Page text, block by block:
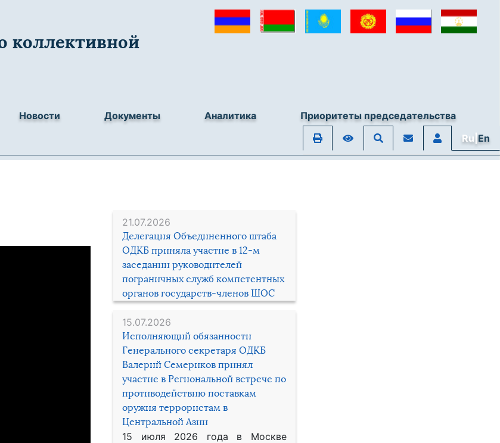
коллективной
Новости Документы Аналитика
Приоритеты председательства
Ru|En
21.07.2026
Делегация Объединенного штаба
ОДКБ приняла участие в 12-м
заседании руководителей
пограничных служб компетентных
органов государств-членов ШОС
15.07.2026
Исполняющий обязанности
Генерального секретаря ОДКБ
Валерий Семериков принял
участие в Региональной встрече по
противодействию поставкам
оружия террористам в
Центральной Азии
15 июля 2026 года в Москве